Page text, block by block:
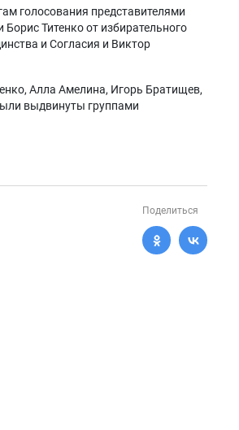
голосования представителями
Титенко от избирательного
и Согласия и Виктор
Алла Амелина, Игорь Братищев,
выдвинуты группами
Поделиться